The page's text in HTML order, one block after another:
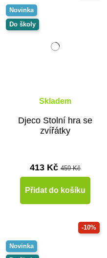
Novinka
Do školy
Skladem
Djeco Stolní hra se
zvířátky
413 Kč 459 Kč
Přidat do košíku
-10%
Novinka